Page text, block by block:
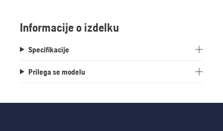
Informacije o izdelku
Specifikacije
Prilega se modelu